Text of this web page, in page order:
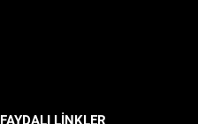
FAYDALI LİNKLER